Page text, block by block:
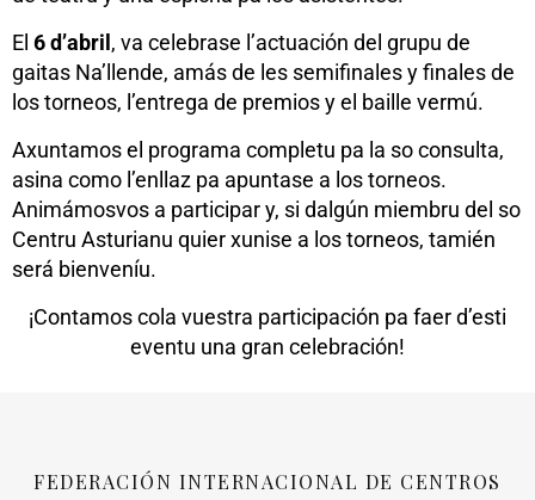
El 6 d’abril , va celebrase l’actuación del grupu de
gaitas Na’llende, amás de les semifinales y finales de
los torneos, l’entrega de premios y el baille vermú.
Axuntamos el programa completu pa la so consulta,
asina como l’enllaz pa apuntase a los torneos.
Animámosvos a participar y, si dalgún miembru del so
Centru Asturianu quier xunise a los torneos, tamién
será bienveníu.
¡Contamos cola vuestra participación pa faer d’esti
eventu una gran celebración!
FEDERACIÓN INTERNACIONAL DE CENTROS